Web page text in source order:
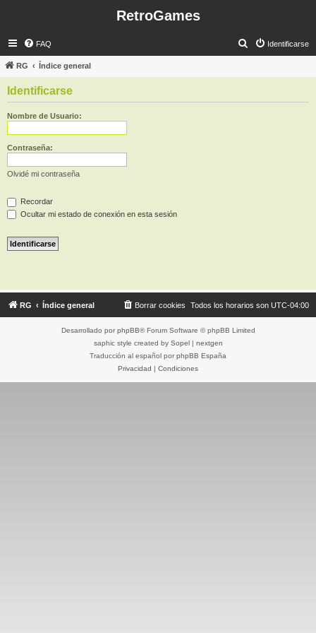
RetroGames
FAQ Identificarse
s
RG Índice general
Identificarse
Nombre de Usuario:
Contraseña:
Olvidé mi contraseña
Recordar
Ocultar mi estado de conexión en esta sesión
RG Índice general Todos los horarios son UTC-04:00
Borrar cookies
Desarrollado por phpBB® Forum Software © phpBB Limited
saphic style created by Sopel| nextgen
Traducción al español por phpBB España
Privacidad | Condiciones